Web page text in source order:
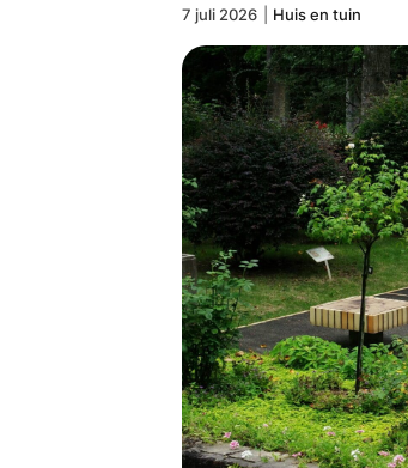
7 juli 2026 Huis en tuin